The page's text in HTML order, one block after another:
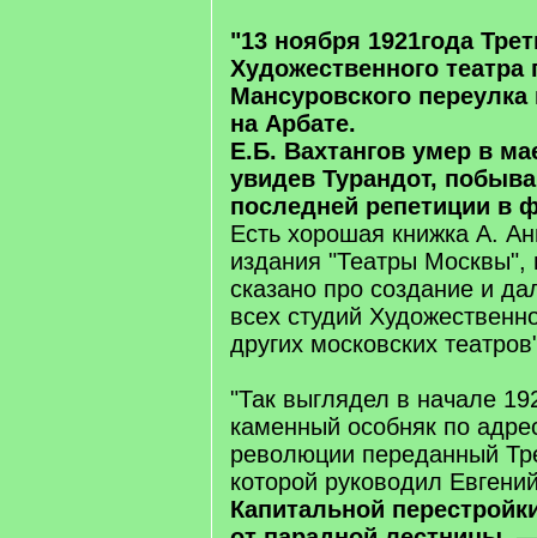
"13 ноября 1921года
Художественного театра
Мансуровского переулка
на Арбате.
Е.Б. Вахтангов умер в
увидев Турандот,
последней репетиции в
Есть хорошая книжка А.
издания "Театры Москвы",
сказано про создание и
всех студий
других московских
"Так выглядел в начале
каменный особняк по
революции переданный
которой руководил
Капитальной